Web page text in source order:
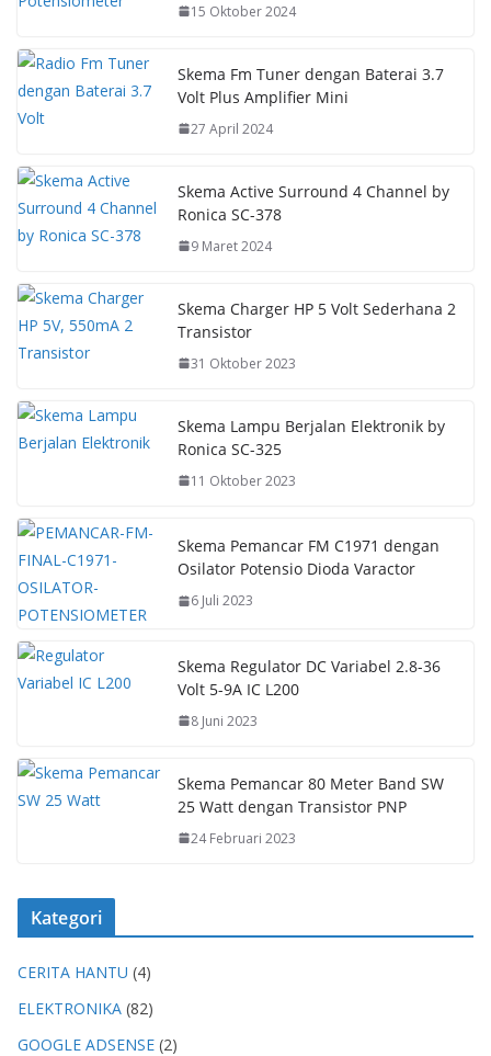
15 Oktober 2024
Skema Fm Tuner dengan Baterai 3.7
Volt Plus Amplifier Mini
27 April 2024
Skema Active Surround 4 Channel by
Ronica SC-378
9 Maret 2024
Skema Charger HP 5 Volt Sederhana 2
Transistor
31 Oktober 2023
Skema Lampu Berjalan Elektronik by
Ronica SC-325
11 Oktober 2023
Skema Pemancar FM C1971 dengan
Osilator Potensio Dioda Varactor
6 Juli 2023
Skema Regulator DC Variabel 2.8-36
Volt 5-9A IC L200
8 Juni 2023
Skema Pemancar 80 Meter Band SW
25 Watt dengan Transistor PNP
24 Februari 2023
Kategori
CERITA HANTU (4)
ELEKTRONIKA (82)
GOOGLE ADSENSE (2)